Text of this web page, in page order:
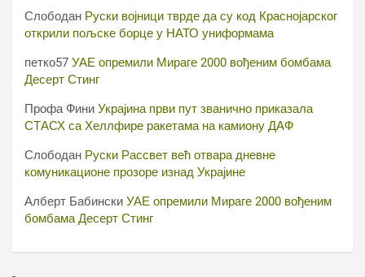
Слободан Руски војници тврде да су код Краснојарског
открили пољске борце у НАТО униформама
петко57 УАЕ опремили Мираге 2000 вођеним бомбама
Десерт Стинг
Профа Фини Украјина први пут званично приказала
СТАСХ са Хеллфире ракетама на камиону ДАФ
Слободан Руски Рассвет већ отвара дневне
комуникационе прозоре изнад Украјине
Алберт Бабински УАЕ опремили Мираге 2000 вођеним
бомбама Десерт Стинг